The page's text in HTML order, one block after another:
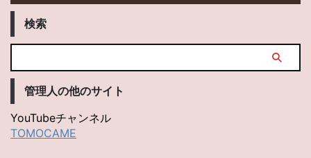
検索
管理人の他のサイト
YouTubeチャンネル
TOMOCAME